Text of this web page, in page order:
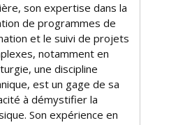
son expertise dans la
de programmes de
et le suivi de projets
notamment en
une discipline
est un gage de sa
à démystifier la
Son expérience en